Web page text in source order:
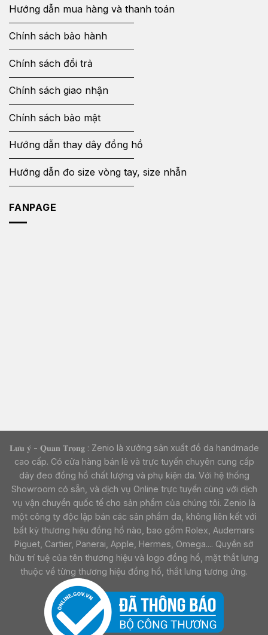
Hướng dẫn mua hàng và thanh toán
Chính sách bảo hành
Chính sách đổi trả
Chính sách giao nhận
Chính sách bảo mật
Hướng dẫn thay dây đồng hồ
Hướng dẫn đo size vòng tay, size nhẫn
FANPAGE
𝐋𝐮̛𝐮 𝐲́ - 𝐐𝐮𝐚𝐧 𝐓𝐫𝐨̣𝐧𝐠 : Zenio là xưởng sản xuất đồ da handmade
cao cấp. Có cửa hàng bán lẻ và trực tuyến chuyên cung cấp
dây đeo đồng hồ chất lượng và phụ kiện da. Với hệ thống
Showroom có sẵn, và dịch vụ Online trực tuyến cùng với dịch
vụ vận chuyển quốc tế cho sản phẩm của chúng tôi. Zenio là
một công ty độc lập bán các sản phẩm da, không liên kết với
bất kỳ thương hiệu đồng hồ nào, bao gồm Rolex, Audemars
Piguet, Cartier, Panerai, Apple, Hermes, Omega.... Quyền sở
hữu trí tuệ của tên thương hiệu và logo đồng hồ, mặt thắt lưng
thuộc về từng thương hiệu đồng hồ, thắt lưng tương ứng.